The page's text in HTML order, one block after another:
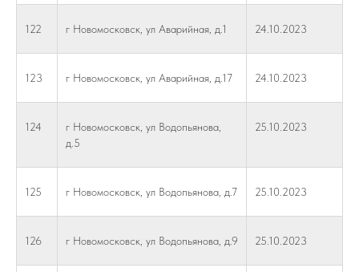
122 г Новомосковск, ул Аварийная, д.1 24.10.2023
123 г Новомосковск, ул Аварийная, д.17 24.10.2023
124
г Новомосковск, ул Водопьянова,
д.5
25.10.2023
125 г Новомосковск, ул Водопьянова, д.7 25.10.2023
126 г Новомосковск, ул Водопьянова, д.9 25.10.2023